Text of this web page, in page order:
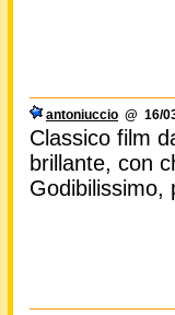
antoniuccio @ 16/
Classico film
brillante, con
Godibilissimo,